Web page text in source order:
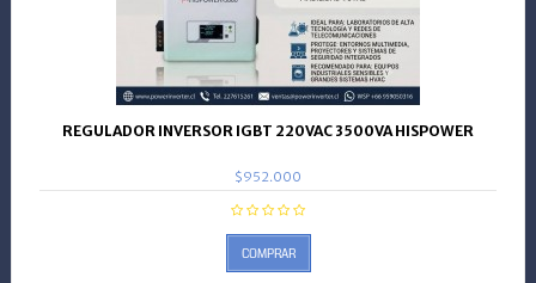
REGULADOR INVERSOR IGBT 220VAC 3500VA HISPOWER
$952.000
COMPRAR